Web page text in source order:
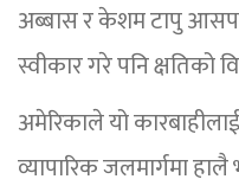
अब्बास र केशम टापु
स्वीकार गरे पनि क्षतिको
अमेरिकाले यो
व्यापारिक जलमार्गमा